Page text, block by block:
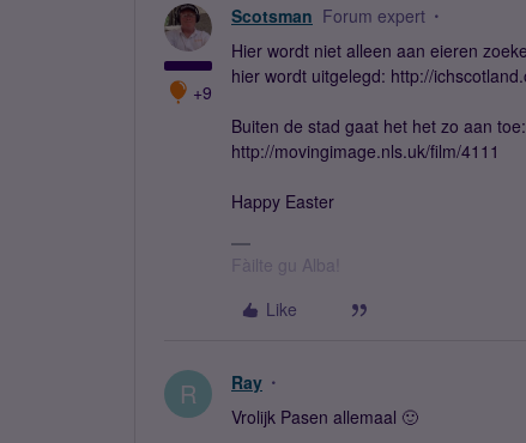
+9
Scotsman Forum expert
Hier wordt niet alleen aan eieren
hier wordt uitgelegd: http://
Buiten de stad gaat het het zo aan toe:
http://movingimage.nls.uk/film/4111
Happy Easter
Fàilte gu Alba!
Like
R Ray
Vrolijk Pasen allemaal 🙂